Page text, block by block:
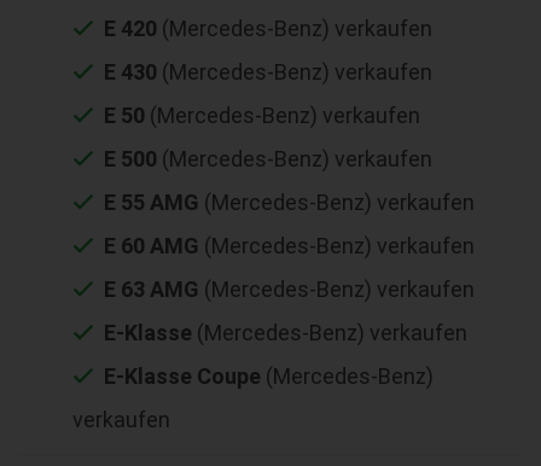
E 420 (Mercedes-Benz) verkaufen
E 430 (Mercedes-Benz) verkaufen
E 50 (Mercedes-Benz) verkaufen
E 500 (Mercedes-Benz) verkaufen
E 55 AMG (Mercedes-Benz) verkaufen
E 60 AMG (Mercedes-Benz) verkaufen
E 63 AMG (Mercedes-Benz) verkaufen
E-Klasse (Mercedes-Benz) verkaufen
E-Klasse Coupe (Mercedes-Benz)
verkaufen